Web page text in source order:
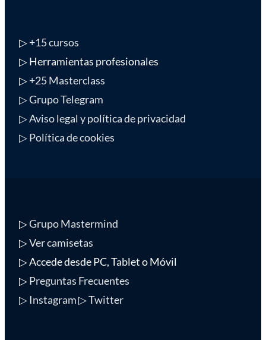
▷+15 cursos
▷ Herramientas profesionales
▷+25 Masterclass
▷ Grupo Telegram
▷ Aviso legal y política de privacidad
▷ Política de cookies
▷Grupo Mastermind
▷Ver camisetas
▷ Accede desde PC, Tablet o Móvil
▷Preguntas Frecuentes
▷ Instagram▷ Twitter